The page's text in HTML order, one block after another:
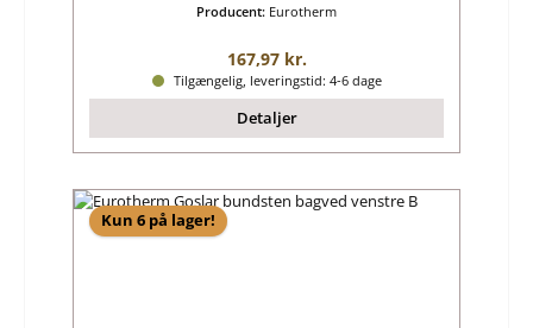
Producent: Eurotherm
Almindelig pris:
167,97 kr.
Tilgængelig, leveringstid: 4-6 dage
Detaljer
Kun 6 på lager!